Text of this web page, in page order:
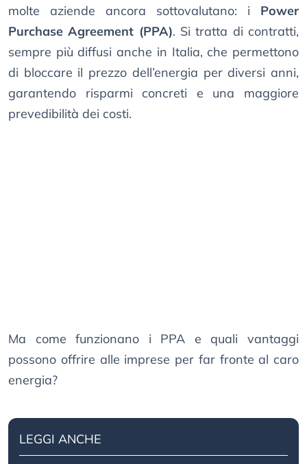
molte aziende ancora sottovalutano: i Power
Purchase Agreement (PPA). Si tratta di contratti,
sempre più diffusi anche in Italia, che permettono
di bloccare il prezzo dell’energia per diversi anni,
garantendo risparmi concreti e una maggiore
prevedibilità dei costi.
Ma come funzionano i PPA e quali vantaggi
possono offrire alle imprese per far fronte al caro
energia?
LEGGI ANCHE